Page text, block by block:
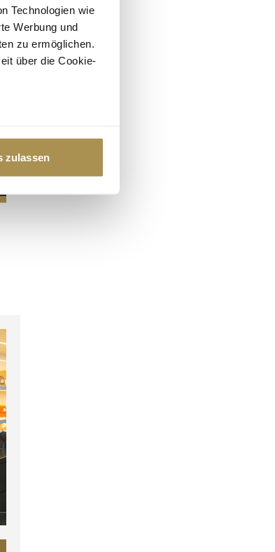
Technologien wie
Werbung und
zu ermöglichen.
über die Cookie-
im
zu können
Informationen
Ihrer Nutzung
zulassen